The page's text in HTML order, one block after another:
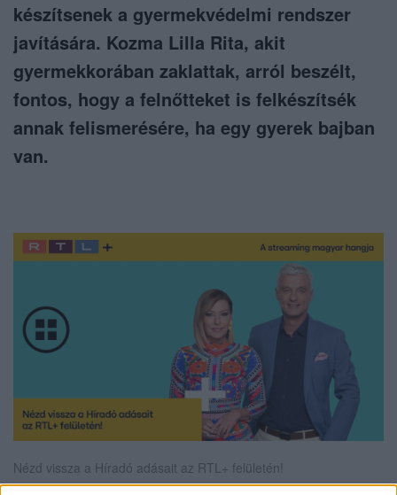
készítsenek a gyermekvédelmi rendszer
javítására. Kozma Lilla Rita, akit
gyermekkorában zaklattak, arról beszélt,
fontos, hogy a felnőtteket is felkészítsék
annak felismerésére, ha egy gyerek bajban
van.
Nézd vissza a Híradó adásait az RTL+ felületén!